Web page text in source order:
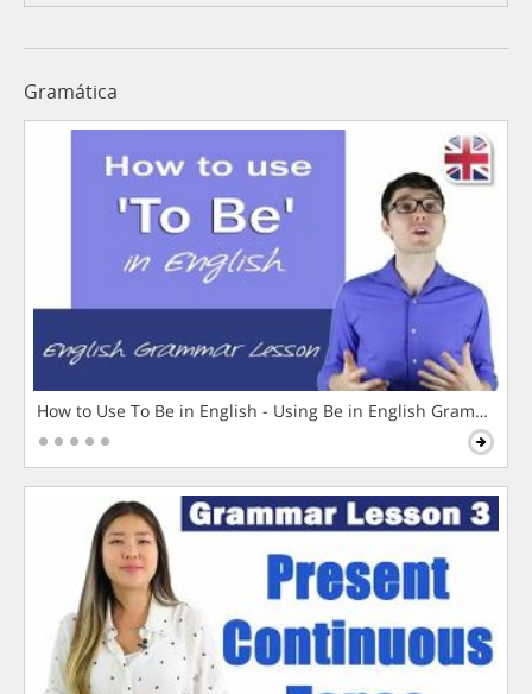
Gramática
How to Use To Be in English - Using Be in English Grammar